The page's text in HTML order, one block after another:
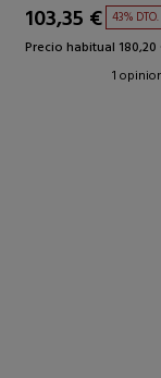
103,35 € 43% DTO.
Precio habitual 180,20
1